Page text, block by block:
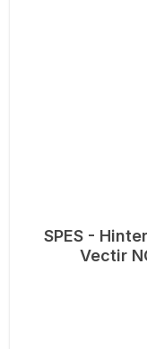
SPES -
Vectir